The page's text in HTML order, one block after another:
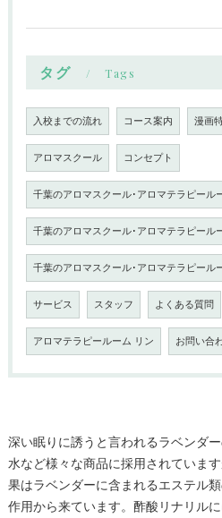
タグ Tags
入校までの流れ コース案内 漫画
アロマスクール コンセプト
千葉のアロマスクール･アロマテラピール
千葉のアロマスクール･アロマテラピール
千葉のアロマスクール･アロマテラピール
サービス スタッフ よくある質問
アロマテラピールーム リン お問い合
深い眠りに誘うと言われるラベンダ
水など様々な商品に採用されていま
果はラベンダーに含まれるエステル
作用から来ています。酢酸リナリル